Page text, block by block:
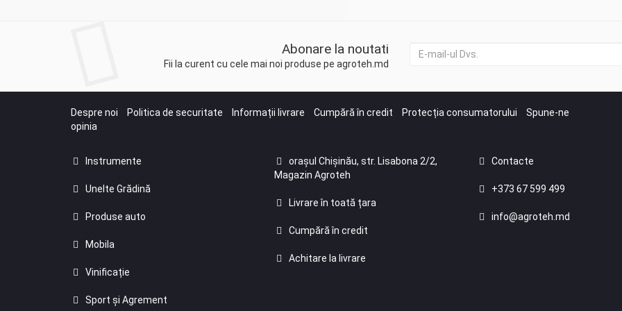
Abonare la noutati
Fii la curent cu cele mai noi produse pe agroteh.md
Despre noi Politica de securitate Informații livrare Cumpără în credit Protecția consumatorului
Spune-ne
opinia
Instrumente
Unelte Grădină
Produse auto
Mobila
Vinificație
Sport și Agrement
orașul Chișinău, str. Lisabona 2/2,
Magazin Agroteh
Livrare în toată țara
Cumpără în credit
Achitare la livrare
Contacte
+373 67 599 499
info@agroteh.md